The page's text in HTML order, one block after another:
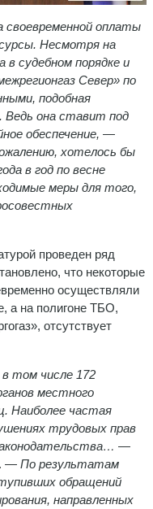
своевременной оплаты
Несмотря на
в судебном порядке и
Север» по
подобная
Ведь она ставит под
обеспечение, —
хотелось бы
в год по весне
меры для того,
проведен ряд
что некоторые
осуществляли
а на полигоне ТБО,
отсутствует
том числе 172
местного
Наиболее частая
трудовых прав
—
— По результатам
обращений
направленных